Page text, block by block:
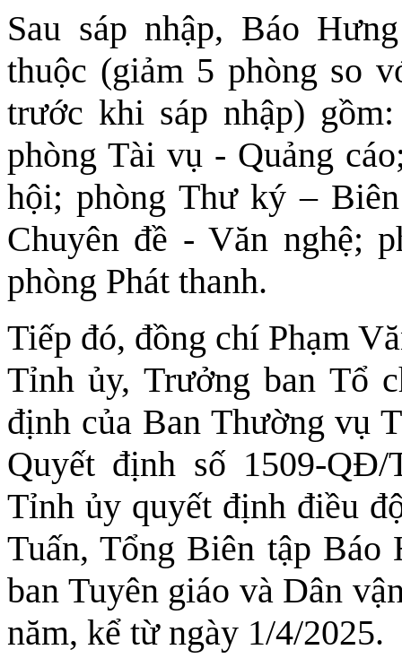
Sau sáp nhập, Báo
thuộc (giảm 5 phòng so
trước khi sáp nhập)
phòng Tài vụ - Quảng
hội; phòng Thư ký –
Chuyên đề - Văn nghệ;
phòng Phát thanh.
Tiếp đó, đồng chí Phạm
Tỉnh ủy, Trưởng ban Tổ
định của Ban Thường vụ
Quyết định số 1509-
Tỉnh ủy quyết định điều
Tuấn, Tổng Biên tập
ban Tuyên giáo và Dân
năm, kể từ ngày 1/4/2025.